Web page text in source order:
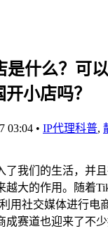
什么？可
小店吗？
03:04 • IP代理科普,
了我们的生活，并且
越大的作用。随着
用社交媒体进行电
成赛道也迎来了不